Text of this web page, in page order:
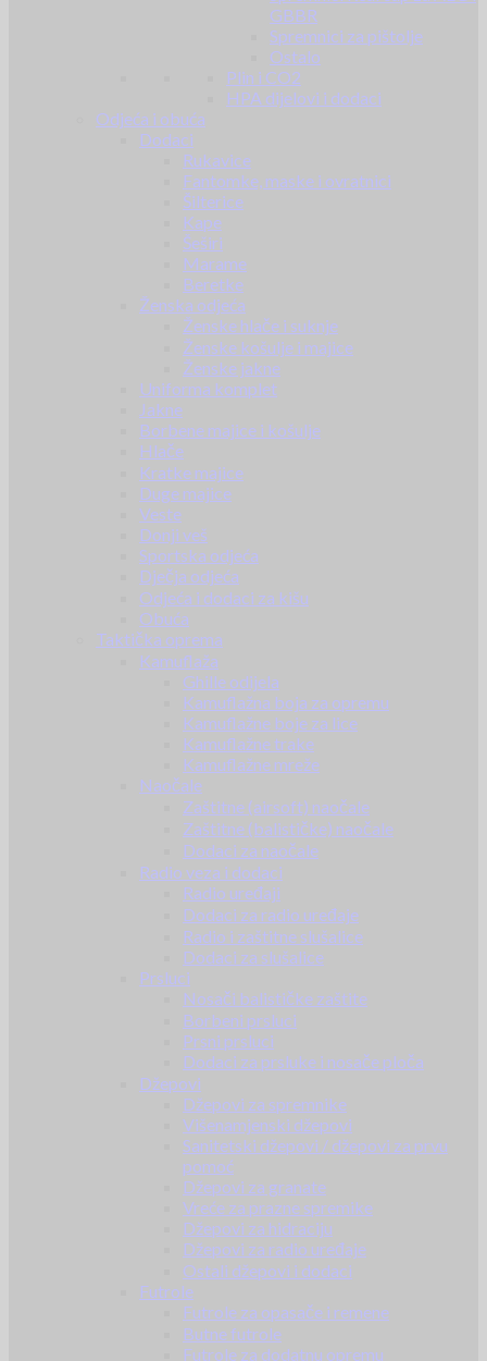
GBBR
Spremnici za pištolje
Ostalo
Plin i CO2
HPA dijelovi i dodaci
Odjeća i obuća
Dodaci
Rukavice
Fantomke, maske i ovratnici
Šilterice
Kape
Šeširi
Marame
Beretke
Ženska odjeća
Ženske hlače i suknje
Ženske košulje i majice
Ženske jakne
Uniforma komplet
Jakne
Borbene majice i košulje
Hlače
Kratke majice
Duge majice
Veste
Donji veš
Sportska odjeća
Dječja odjeća
Odjeća i dodaci za kišu
Obuća
Taktička oprema
Kamuflaža
Ghille odijela
Kamuflažna boja za opremu
Kamuflažne boje za lice
Kamuflažne trake
Kamuflažne mreže
Naočale
Zaštitne (airsoft) naočale
Zaštitne (balističke) naočale
Dodaci za naočale
Radio veza i dodaci
Radio uređaji
Dodaci za radio uređaje
Radio i zaštitne slušalice
Dodaci za slušalice
Prsluci
Nosači balističke zaštite
Borbeni prsluci
Prsni prsluci
Dodaci za prsluke i nosače ploča
Džepovi
Džepovi za spremnike
Višenamjenski džepovi
Sanitetski džepovi / džepovi za prvu
pomoć
Džepovi za granate
Vreće za prazne spremike
Džepovi za hidraciju
Džepovi za radio uređaje
Ostali džepovi i dodaci
Futrole
Futrole za opasače i remene
Butne futrole
Futrole za dodatnu opremu